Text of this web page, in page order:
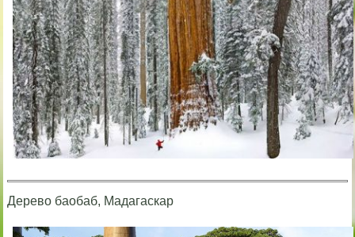
Дерево баобаб, Мадагаскар